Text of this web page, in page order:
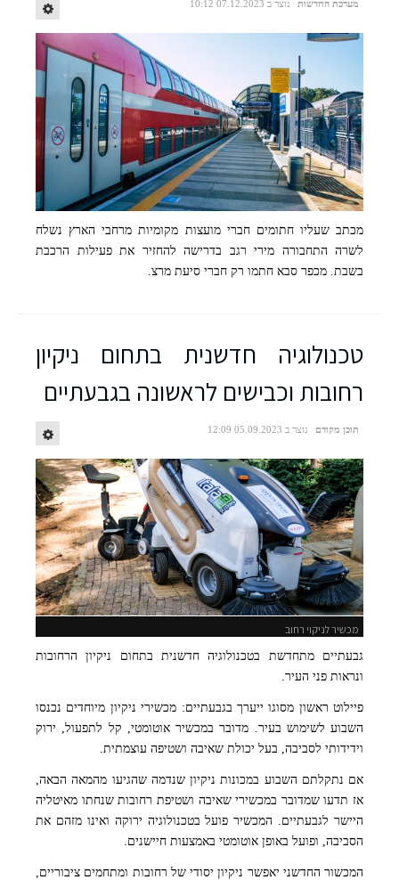
מערכת החדשות נוצר ב 07.12.2023 10:12
קרדיט: שאטרסטוק
מכתב שעליו חתומים חברי מועצות מקומיות מרחבי הארץ נשלח
לשרה התחבורה מירי רגב בדרישה להחזיר את פעילות הרכבת
בשבת. מכפר סבא חתמו רק חברי סיעת מרצ.
טכנולוגיה חדשנית בתחום ניקיון
רחובות וכבישים לראשונה בגבעתיים
תוכן מקודם נוצר ב 05.09.2023 12:09
מכשיר לניקוי רחוב
גבעתיים מתחדשת בטכנולוגיה חדשנית בתחום ניקיון הרחובות
ונראות פני העיר.
פיילוט ראשון מסוגו ייערך בגבעתיים: מכשירי ניקיון מיוחדים נכנסו
השבוע לשימוש בעיר. מדובר במכשיר אוטומטי, קל לתפעול, ירוק
וידידותי לסביבה, בעל יכולת שאיבה ושטיפה עוצמתית.
אם נתקלתם השבוע במכונות ניקיון שנדמה שהגיעו מהמאה הבאה,
אז תדעו שמדובר במכשירי שאיבה ושטיפת רחובות שנחתו מאיטליה
היישר לגבעתיים. המכשיר פועל בטכנולוגיה ירוקה ואינו מזהם את
הסביבה, ופועל באופן אוטומטי באמצעות חיישנים.
המכשור החדשני יאפשר ניקיון יסודי של רחובות ומתחמים ציבוריים,